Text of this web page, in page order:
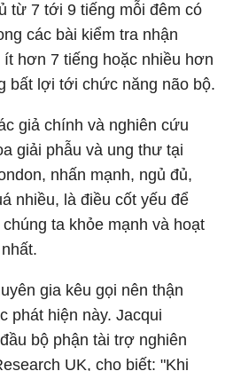
từ 7 tới 9 tiếng mỗi đêm có
các bài kiểm tra nhận
hơn 7 tiếng hoặc nhiều hơn
bất lợi tới chức năng não bộ.
giả chính và nghiên cứu
giải phẫu và ung thư tại
nhấn mạnh, ngủ đủ,
nhiều, là điều cốt yếu để
ta khỏe mạnh và hoạt
gia kêu gọi nên thận
phát hiện này. Jacqui
bộ phận tài trợ nghiên
UK, cho biết: "Khi